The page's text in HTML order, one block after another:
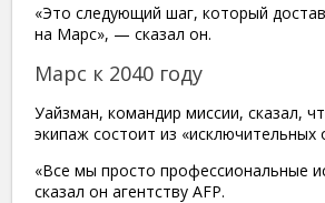
​«Это следующий шаг, который
на Марс», — сказал он.
​Марс к 2040 году
Уайзман, командир миссии, сказал,
экипаж состоит из «исключительных
​«Все мы просто профессиональные
сказал он агентству AFP.